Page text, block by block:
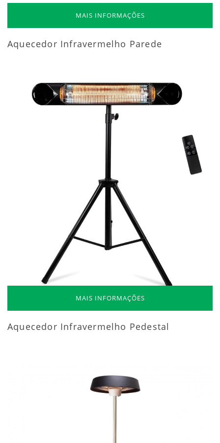
MAIS INFORMAÇÕES
Aquecedor Infravermelho Parede
MAIS INFORMAÇÕES
Aquecedor Infravermelho Pedestal